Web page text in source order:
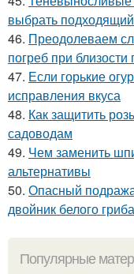
выбрать
46. Преодолеваем
погреб при
47. Если горькие
исправления вкуса
48. Как защитить
садоводам
49. Чем заменить
альтернативы
50. Опасный
двойник белого гриба
Популярные